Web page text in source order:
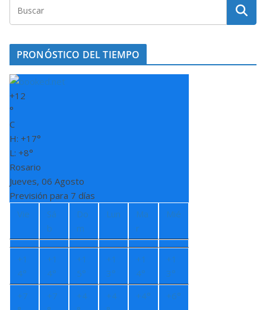
PRONÓSTICO DEL TIEMPO
+12
°
C
H: +17°
L: +8°
Rosario
Jueves, 06 Agosto
Previsión para 7 días
Vie
Sá
b
Do
m
Lun
Ma
r
Mié
+1
4°
+1
4°
+1
5°
+1
3°
+1
4°
+1
3°
+7
+7
+4
+4
+4° +6°